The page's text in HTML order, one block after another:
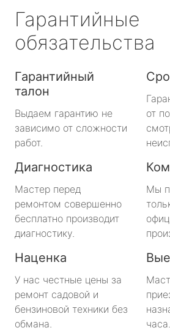
Гарантийные
обязательства
Гарантийный
талон
Выдаем гарантию не
зависимо от сложности
работ.
от
Диагностика
Мастер перед
ремонтом совершенно
бесплатно производит
диагностику.
Мы
Наценка
У нас честные цены за
ремонт садовой и
бензиновой техники без
обмана.
часа.